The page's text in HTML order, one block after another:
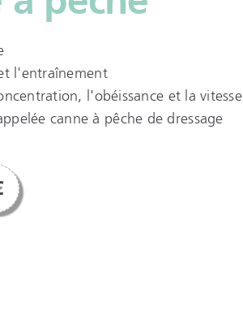
l'entraînement
l'obéissance et la vitesse
canne à pêche de dressage